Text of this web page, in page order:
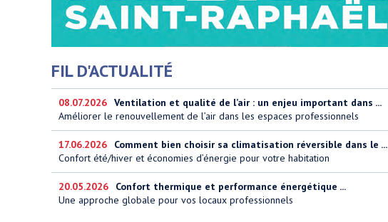
FIL D'ACTUALITÉ
08.07.2026 Ventilation et qualité de l’air : un enjeu important dans ...
Améliorer le renouvellement de l’air dans les espaces professionnels
17.06.2026
Comment bien choisir sa climatisation réversible dans le ...
Confort été/hiver et économies d’énergie pour votre habitation
20.05.2026
Confort thermique et performance énergétique ...
Une approche globale pour vos locaux professionnels